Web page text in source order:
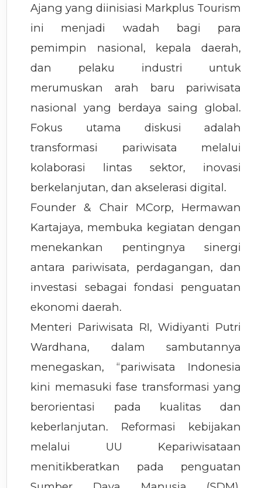
Ajang yang diinisiasi Markplus Tourism
ini menjadi wadah bagi para
pemimpin nasional, kepala daerah,
dan pelaku industri untuk
merumuskan arah baru pariwisata
nasional yang berdaya saing global.
Fokus utama diskusi adalah
transformasi pariwisata melalui
kolaborasi lintas sektor, inovasi
berkelanjutan, dan akselerasi digital.
Founder & Chair MCorp, Hermawan
Kartajaya, membuka kegiatan dengan
menekankan pentingnya sinergi
antara pariwisata, perdagangan, dan
investasi sebagai fondasi penguatan
ekonomi daerah.
Menteri Pariwisata RI, Widiyanti Putri
Wardhana, dalam sambutannya
menegaskan, “pariwisata Indonesia
kini memasuki fase transformasi yang
berorientasi pada kualitas dan
keberlanjutan. Reformasi kebijakan
melalui UU Kepariwisataan
menitikberatkan pada penguatan